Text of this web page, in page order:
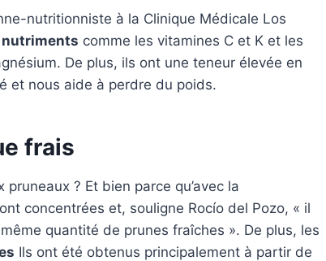
nutritionniste à la Clinique Médicale Los
nutriments comme les vitamines C et K et les
De plus, ils ont une teneur élevée en
et nous aide à perdre du poids.
frais
? Et bien parce qu’avec la
concentrées et, souligne Rocío del Pozo, « il
quantité de prunes fraîches ». De plus, les
Ils ont été obtenus principalement à partir de